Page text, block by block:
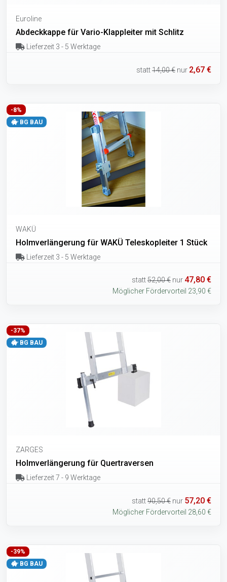
Euroline
Abdeckkappe für Vario-Klappleiter mit Schlitz
Lieferzeit 3 - 5 Werktage
statt14,00 € nur 2,67 €
-8%
BG BAU
WAKÜ
Holmverlängerung für WAKÜ Teleskopleiter 1 Stück
Lieferzeit 3 - 5 Werktage
statt52,00 € nur 47,80 €
Möglicher Fördervorteil 23,90 €
-37%
BG BAU
ZARGES
Holmverlängerung für Quertraversen
Lieferzeit 7 - 9 Werktage
statt90,50 € nur 57,20 €
Möglicher Fördervorteil 28,60 €
-39%
BG BAU